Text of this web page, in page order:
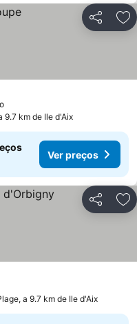
Partilhar
Ver preços
9.7 km de Ile d'Aix
Ver preços
Partilhar
a 9.7 km de Ile d'Aix